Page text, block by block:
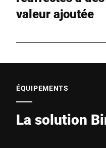
valeur ajoutée
ÉQUIPEMENTS
La solution